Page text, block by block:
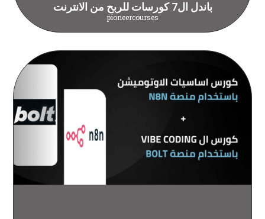
باندل ال7 كورسات للربح من الانترنت
pioneercourses